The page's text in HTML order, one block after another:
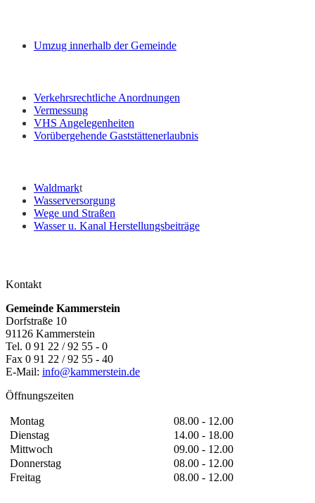
Umzug innerhalb der Gemeinde
Verkehrsrechtliche Anordnungen
Vermessung
VHS Angelegenheiten
Vorübergehende Gaststättenerlaubnis
Waldmarkt
Wasserversorgung
Wege und Straßen
Wasser u. Kanal Herstellungsbeiträge
Kontakt
Gemeinde Kammerstein
Dorfstraße 10
91126 Kammerstein
Tel. 0 91 22 / 92 55 - 0
Fax 0 91 22 / 92 55 - 40
E-Mail: info@kammerstein.de
Öffnungszeiten
Montag
08.00 - 12.00
Dienstag
14.00 - 18.00
Mittwoch
09.00 - 12.00
Donnerstag
08.00 - 12.00
Freitag
08.00 - 12.00